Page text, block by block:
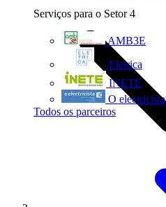
Serviços para o Setor 4
AMB3E
Eletrica
INETE
O electricista
Todos os parceiros